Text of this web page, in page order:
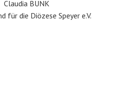
Claudia BUNK
für die Diözese Speyer e.V.